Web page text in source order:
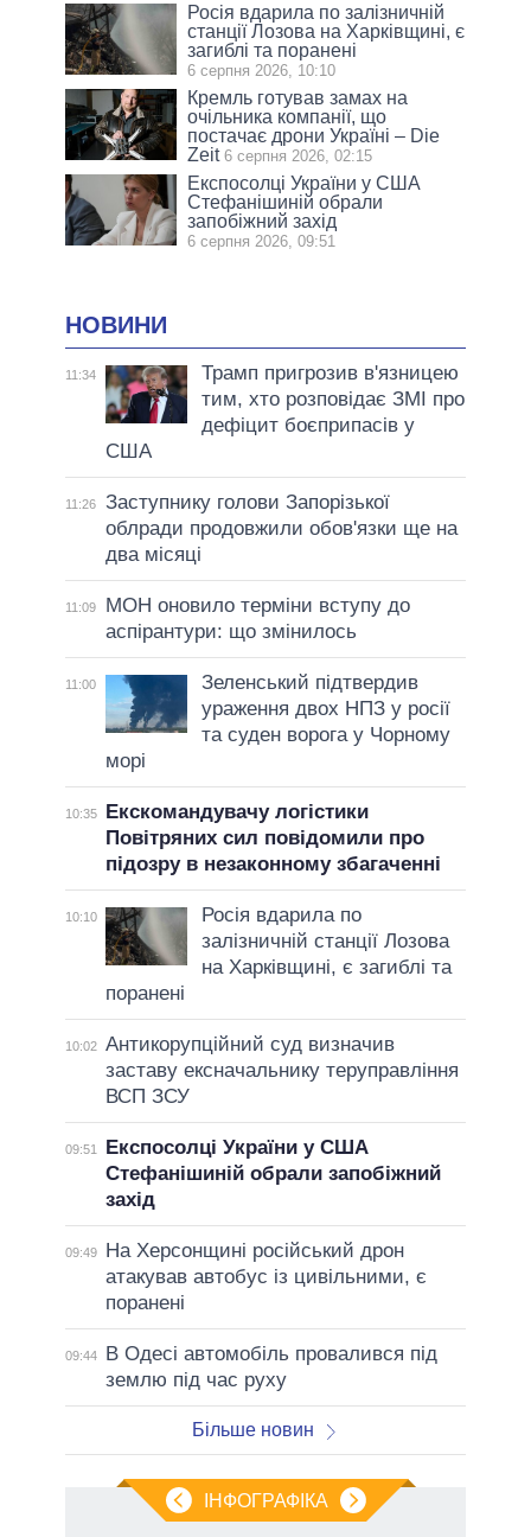
Росія вдарила по залізничній
станції Лозова на Харківщині, є
загиблі та поранені
6 серпня 2026, 10:10
Кремль готував замах на
очільника компанії, що
постачає дрони Україні – Die
Zeit 6 серпня 2026, 02:15
Експосолці України у США
Стефанішиній обрали
запобіжний захід
6 серпня 2026, 09:51
НОВИНИ
11:34
Трамп пригрозив в'язницею
тим, хто розповідає ЗМІ про
дефіцит боєприпасів у
США
11:26
Заступнику голови Запорізької
облради продовжили обов'язки ще на
два місяці
11:09
МОН оновило терміни вступу до
аспірантури: що змінилось
11:00
Зеленський підтвердив
ураження двох НПЗ у росії
та суден ворога у Чорному
морі
10:35
Екскомандувачу логістики
Повітряних сил повідомили про
підозру в незаконному збагаченні
10:10
Росія вдарила по
залізничній станції Лозова
на Харківщині, є загиблі та
поранені
10:02 Антикорупційний суд визначив
заставу ексначальнику теруправління
ВСП ЗСУ
09:51
Експосолці України у США
Стефанішиній обрали запобіжний
захід
09:49
На Херсонщині російський дрон
атакував автобус із цивільними, є
поранені
09:44
В Одесі автомобіль провалився під
землю під час руху
Більше новин
ІНФОГРАФІКА